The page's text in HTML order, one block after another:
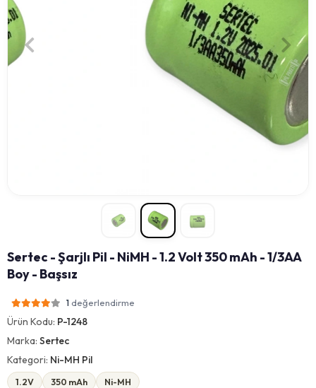
Sertec - Şarjlı Pil - NiMH - 1.2 Volt 350 mAh - 1/3AA
Boy - Başsız
1 değerlendirme
Ürün Kodu: P-1248
Marka: Sertec
Kategori: Ni-MH Pil
1.2V 350 mAh Ni-MH